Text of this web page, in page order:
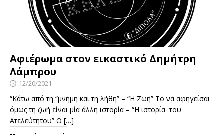
Αφιέρωμα στον εικαστικό Δημήτρη
Λάμπρου
12/20/2021
“Κάτω από τη “μνήμη και τη λήθη” – “Η Ζωή” Το να αφηγείσαι
όμως τη ζωή είναι μία άλλη ιστορία – “Η ιστορία του
Ατελεύτητου” Ο […]